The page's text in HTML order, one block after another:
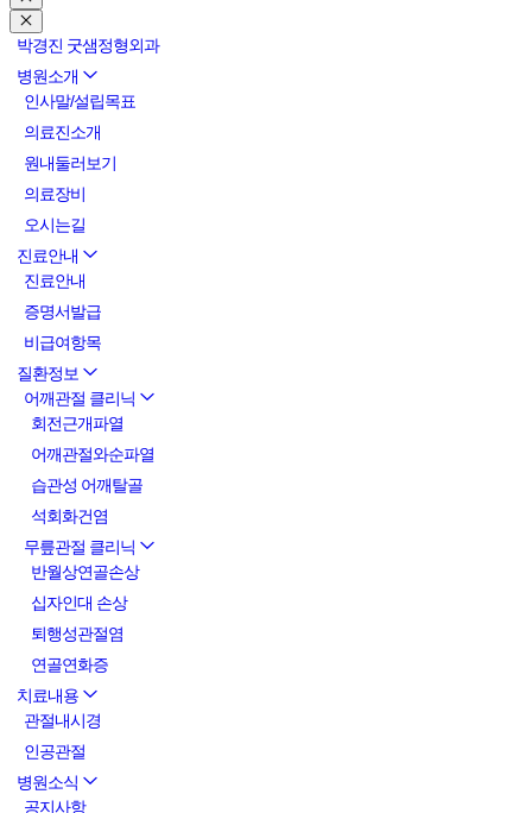
박경진 굿샘정형외과
병원소개
인사말/설립목표
의료진소개
원내둘러보기
의료장비
오시는길
진료안내
진료안내
증명서발급
비급여항목
질환정보
어깨관절 클리닉
회전근개파열
어깨관절와순파열
습관성 어깨탈골
석회화건염
무릎관절 클리닉
반월상연골손상
십자인대 손상
퇴행성관절염
연골연화증
치료내용
관절내시경
인공관절
병원소식
공지사항